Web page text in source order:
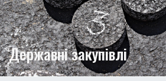
Державні закупівлі